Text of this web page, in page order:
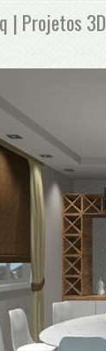
| Projetos 3D